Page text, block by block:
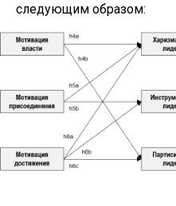
следующим образом: